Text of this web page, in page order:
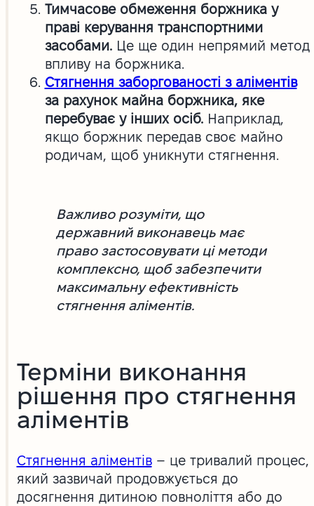
Тимчасове обмеження боржника у
праві керування транспортними
засобами. Це ще один непрямий метод
впливу на боржника.
Стягнення заборгованості з аліментів
за рахунок майна боржника, яке
перебуває у інших осіб.Наприклад,
якщо боржник передав своє майно
родичам, щоб уникнути стягнення.
Важливо розуміти, що
державний виконавець має
право застосовувати ці методи
комплексно, щоб забезпечити
максимальну ефективність
стягнення аліментів.
Терміни виконання
рішення про стягнення
аліментів
Стягнення аліментів– це тривалий процес,
який зазвичай продовжується до
досягнення дитиною повноліття або до